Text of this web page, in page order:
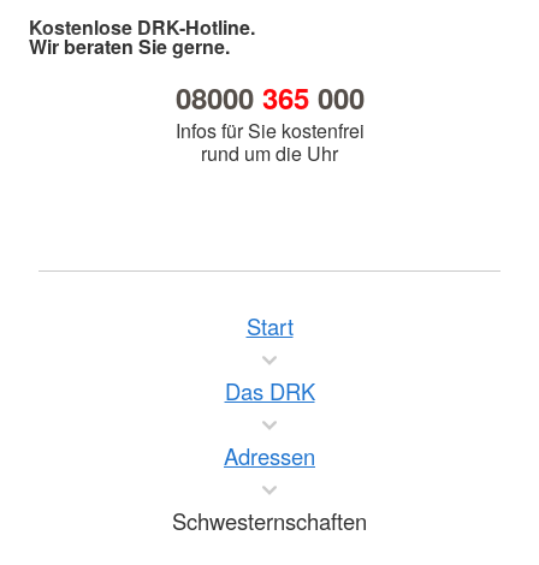
Kostenlose DRK-Hotline.
Wir beraten Sie gerne.
08000 365000
Infos für Sie kostenfrei
rund um die Uhr
Start
Das DRK
Adressen
Schwesternschaften